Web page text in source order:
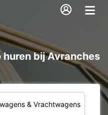
bij Avranches
& Vrachtwagens